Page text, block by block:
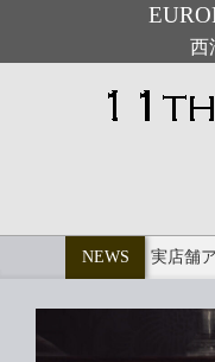
西
Navigation
NEWS 実店舗